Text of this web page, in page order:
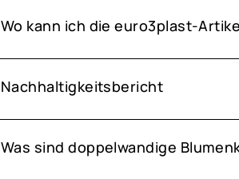
Wo kann ich die euro3plast-
Nachhaltigkeitsbericht
Was sind doppelwandige